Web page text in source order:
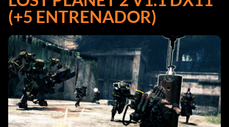
(+5 ENTRENADOR)